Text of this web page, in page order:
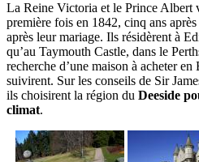
La Reine Victoria et le Prince Albert
première fois en 1842, cinq ans
après leur mariage. Ils résidèrent à
qu’au Taymouth Castle, dans le
recherche d’une maison à acheter en
suivirent. Sur les conseils de Sir
ils choisirent la région du Deeside
climat.